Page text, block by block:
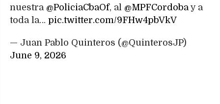
nuestra @PoliciaCbaOf, al @MPFCordoba y a
toda la… pic.twitter.com/9FHw4pbVkV
— Juan Pablo Quinteros (@QuinterosJP)
June 9, 2026